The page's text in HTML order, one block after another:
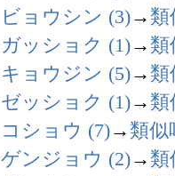
ビョウシン (3)→ 類
ガッショク (1)→ 類
キョウジン (5)→ 類
ゼッショク (1)→ 類
コショウ (7)→ 類似
ゲンジョウ (2)→ 類